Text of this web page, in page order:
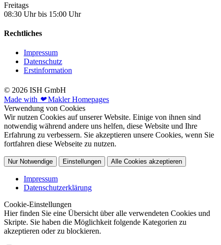
Freitags
08:30 Uhr bis 15:00 Uhr
Rechtliches
Impressum
Datenschutz
Erstinformation
© 2026 ISH GmbH
Made with ❤Makler Homepages
Verwendung von Cookies
Wir nutzen Cookies auf unserer Website. Einige von ihnen sind
notwendig während andere uns helfen, diese Website und Ihre
Erfahrung zu verbessern. Sie akzeptieren unsere Cookies, wenn Sie
fortfahren diese Webseite zu nutzen.
Nur Notwendige Einstellungen Alle Cookies akzeptieren
Impressum
Datenschutzerklärung
Cookie-Einstellungen
Hier finden Sie eine Übersicht über alle verwendeten Cookies und
Skripte. Sie haben die Möglichkeit folgende Kategorien zu
akzeptieren oder zu blockieren.